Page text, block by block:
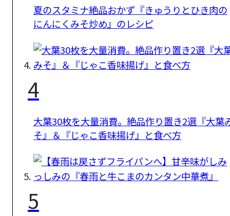
夏のスタミナ絶品おかず『きゅうりとひき肉の
にんにくみそ炒め』のレシピ
4
大葉30枚を大量消費。絶品作り置き2選『大葉
そ』＆『じゃこ香味揚げ』と食べ方
5